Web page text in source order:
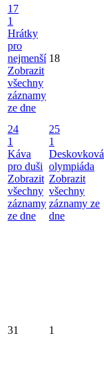
17
1
Hrátky
pro
nejmenší
Zobrazit
všechny
záznamy
ze dne
18
24
1
Káva
pro duši
Zobrazit
všechny
záznamy
ze dne
25
1
Deskovková
olympiáda
Zobrazit
všechny
záznamy ze
dne
31 1